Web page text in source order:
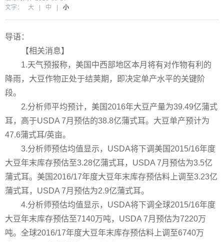
文字：
大 中 小
导语：
【相关消息】
1.天气预报称，美国中西部地区本月将有对作物有利的
降雨，大豆作物正处于结荚期，即决定单产水平的关键阶
段。
2.分析师平均预计，美国2016年大豆产量为39.49亿蒲式
耳，高于USDA 7月预估的38.8亿蒲式耳。大豆单产预计为
47.6蒲式耳/英亩。
3.分析师预估均值显示，USDA将下调美国2015/16年度
大豆年末库存预估至3.28亿蒲式耳，USDA 7月预估为3.5亿
蒲式耳。美国2016/17年度大豆年末库存预估料上调至3.23亿
蒲式耳，USDA 7月预估为2.9亿蒲式耳。
4.分析师预估均值显示，USDA将下调全球2015/16年度
大豆年末库存预估至7140万吨，USDA 7月预估为7220万
吨。全球2016/17年度大豆年末库存预估料上调至6740万